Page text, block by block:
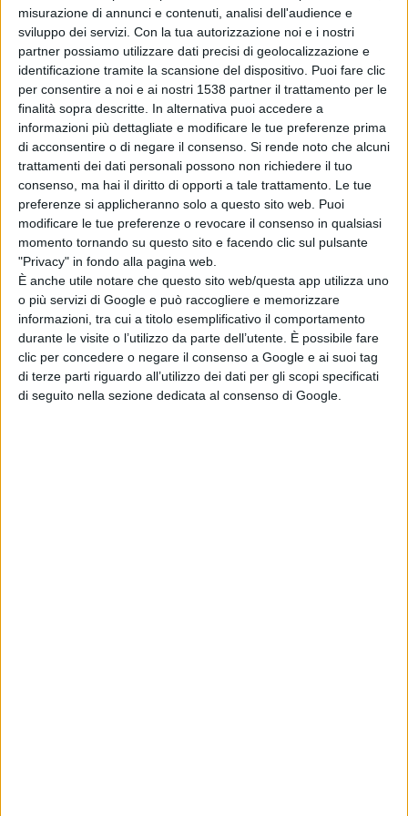
misurazione di annunci e contenuti, analisi dell'audience e
sviluppo dei servizi. Con la tua autorizzazione noi e i nostri
partner possiamo utilizzare dati precisi di geolocalizzazione e
identificazione tramite la scansione del dispositivo. Puoi fare clic
per consentire a noi e ai nostri 1538 partner il trattamento per le
finalità sopra descritte. In alternativa puoi accedere a
informazioni più dettagliate e modificare le tue preferenze prima
di acconsentire o di negare il consenso. Si rende noto che alcuni
trattamenti dei dati personali possono non richiedere il tuo
consenso, ma hai il diritto di opporti a tale trattamento. Le tue
preferenze si applicheranno solo a questo sito web. Puoi
modificare le tue preferenze o revocare il consenso in qualsiasi
momento tornando su questo sito e facendo clic sul pulsante
"Privacy" in fondo alla pagina web.
È anche utile notare che questo sito web/questa app utilizza uno
o più servizi di Google e può raccogliere e memorizzare
informazioni, tra cui a titolo esemplificativo il comportamento
durante le visite o l’utilizzo da parte dell’utente. È possibile fare
clic per concedere o negare il consenso a Google e ai suoi tag
di terze parti riguardo all’utilizzo dei dati per gli scopi specificati
di seguito nella sezione dedicata al consenso di Google.
le risorse finanziarie di Stato, Regioni e Comuni,
finalizzata alla predisposizione di misure straordinarie
d’accoglienza per gli oriundi italiani che rientrano nelle
loro comunità di origine.
Su questi punti si registra un appello accorato della
Federazione delle Associazioni Civili Abruzzesi e
Molisane del 28 agosto 2017 rimasto disatteso (all.1) e
recepito da una Mozione Urgente (all.2) di cui
sollecitiamo una rapida approvazione in Consiglio
Regionale al fine di rispondere alle aspettative delle
centinaia di oriundi molisani rientrati nell’ultimo biennio
e delle migliaia di corregionali che vivono in Venezuela.